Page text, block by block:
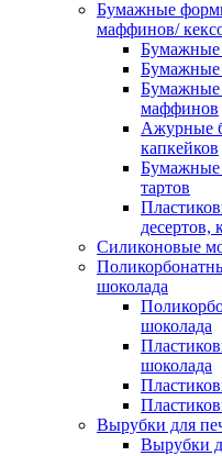
Бумажные
маффинов/
Бумажные
Бумажные
Бумажные
маффинов
Ажурные
капкейков
Бумажные
тартов
десертов,
Силиконовые
шоколада
шоколада
шоколада
Вырубки для
Вырубки